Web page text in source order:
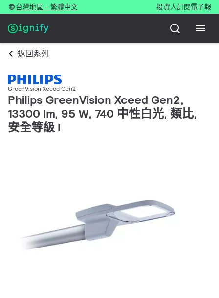
台灣地區 - 繁體中文 投資人訂閱電子報
返回系列
GreenVision Xceed Gen2
Philips GreenVision Xceed Gen2,
13300 lm, 95 W, 740 中性白光, 類比,
安全等級 I